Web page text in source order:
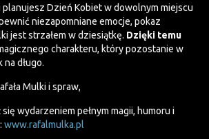
planujesz Dzień Kobiet w dowolnym miejscu
niezapomniane emocje, pokaz
jest strzałem w dziesiątkę. Dzięki temu
charakteru, który pozostanie w
długo.
Mulki i spraw,
wydarzeniem pełnym magii, humoru i
www.rafalmulka.pl